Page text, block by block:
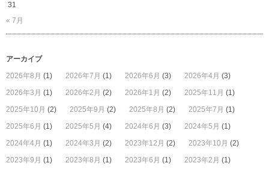
31
« 7月
アーカイブ
2026年8月 (1) 2026年7月 (1) 2026年6月 (3) 2026年4月 (3)
2026年3月 (1) 2026年2月 (2) 2026年1月 (2) 2025年11月 (1)
2025年10月 (2) 2025年9月 (2) 2025年8月 (2) 2025年7月 (1)
2025年6月 (1) 2025年5月 (4) 2024年6月 (3) 2024年5月 (1)
2024年4月 (1) 2024年3月 (2) 2023年12月 (2) 2023年10月 (2)
2023年9月 (1) 2023年8月 (1) 2023年6月 (1) 2023年2月 (1)